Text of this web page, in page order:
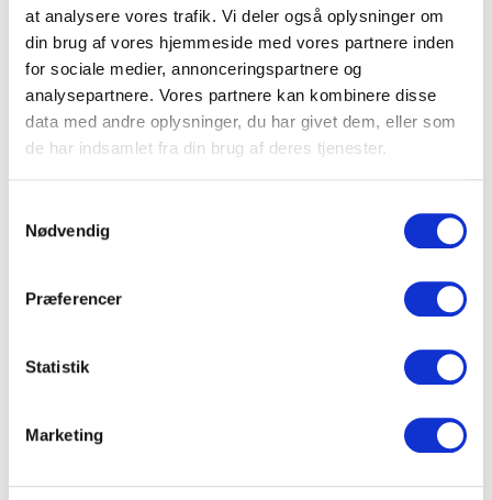
at analysere vores trafik. Vi deler også oplysninger om
din brug af vores hjemmeside med vores partnere inden
for sociale medier, annonceringspartnere og
analysepartnere. Vores partnere kan kombinere disse
data med andre oplysninger, du har givet dem, eller som
de har indsamlet fra din brug af deres tjenester.
Nødvendig
Præferencer
Statistik
Marketing
Som tommelfingerregel ligger halvdagsmøder ofte
mellem 350-600 kr. pr. person, mens heldagsmøder
typisk ligger omkring 600-900 kr. pr. person
afhængigt af mødepakke, faciliteter og forplejning.
Hvis du sammenligner lokaleleje uden forplejning, bør
eventuelle tidsbegrænsninger indgår på samme
grundlag. Det giver et mere retvisende
Transport og planlægning
Nyborg er en af Danmarks mest centralt placerede
mødebyer. Byen ligger ved Storebæltsbroen og har
direkte togforbindelser mellem landsdelene, hvilket